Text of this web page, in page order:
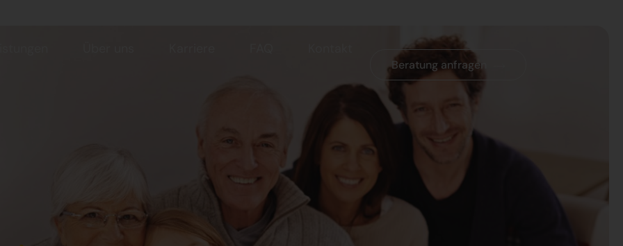
Beratung anfragen